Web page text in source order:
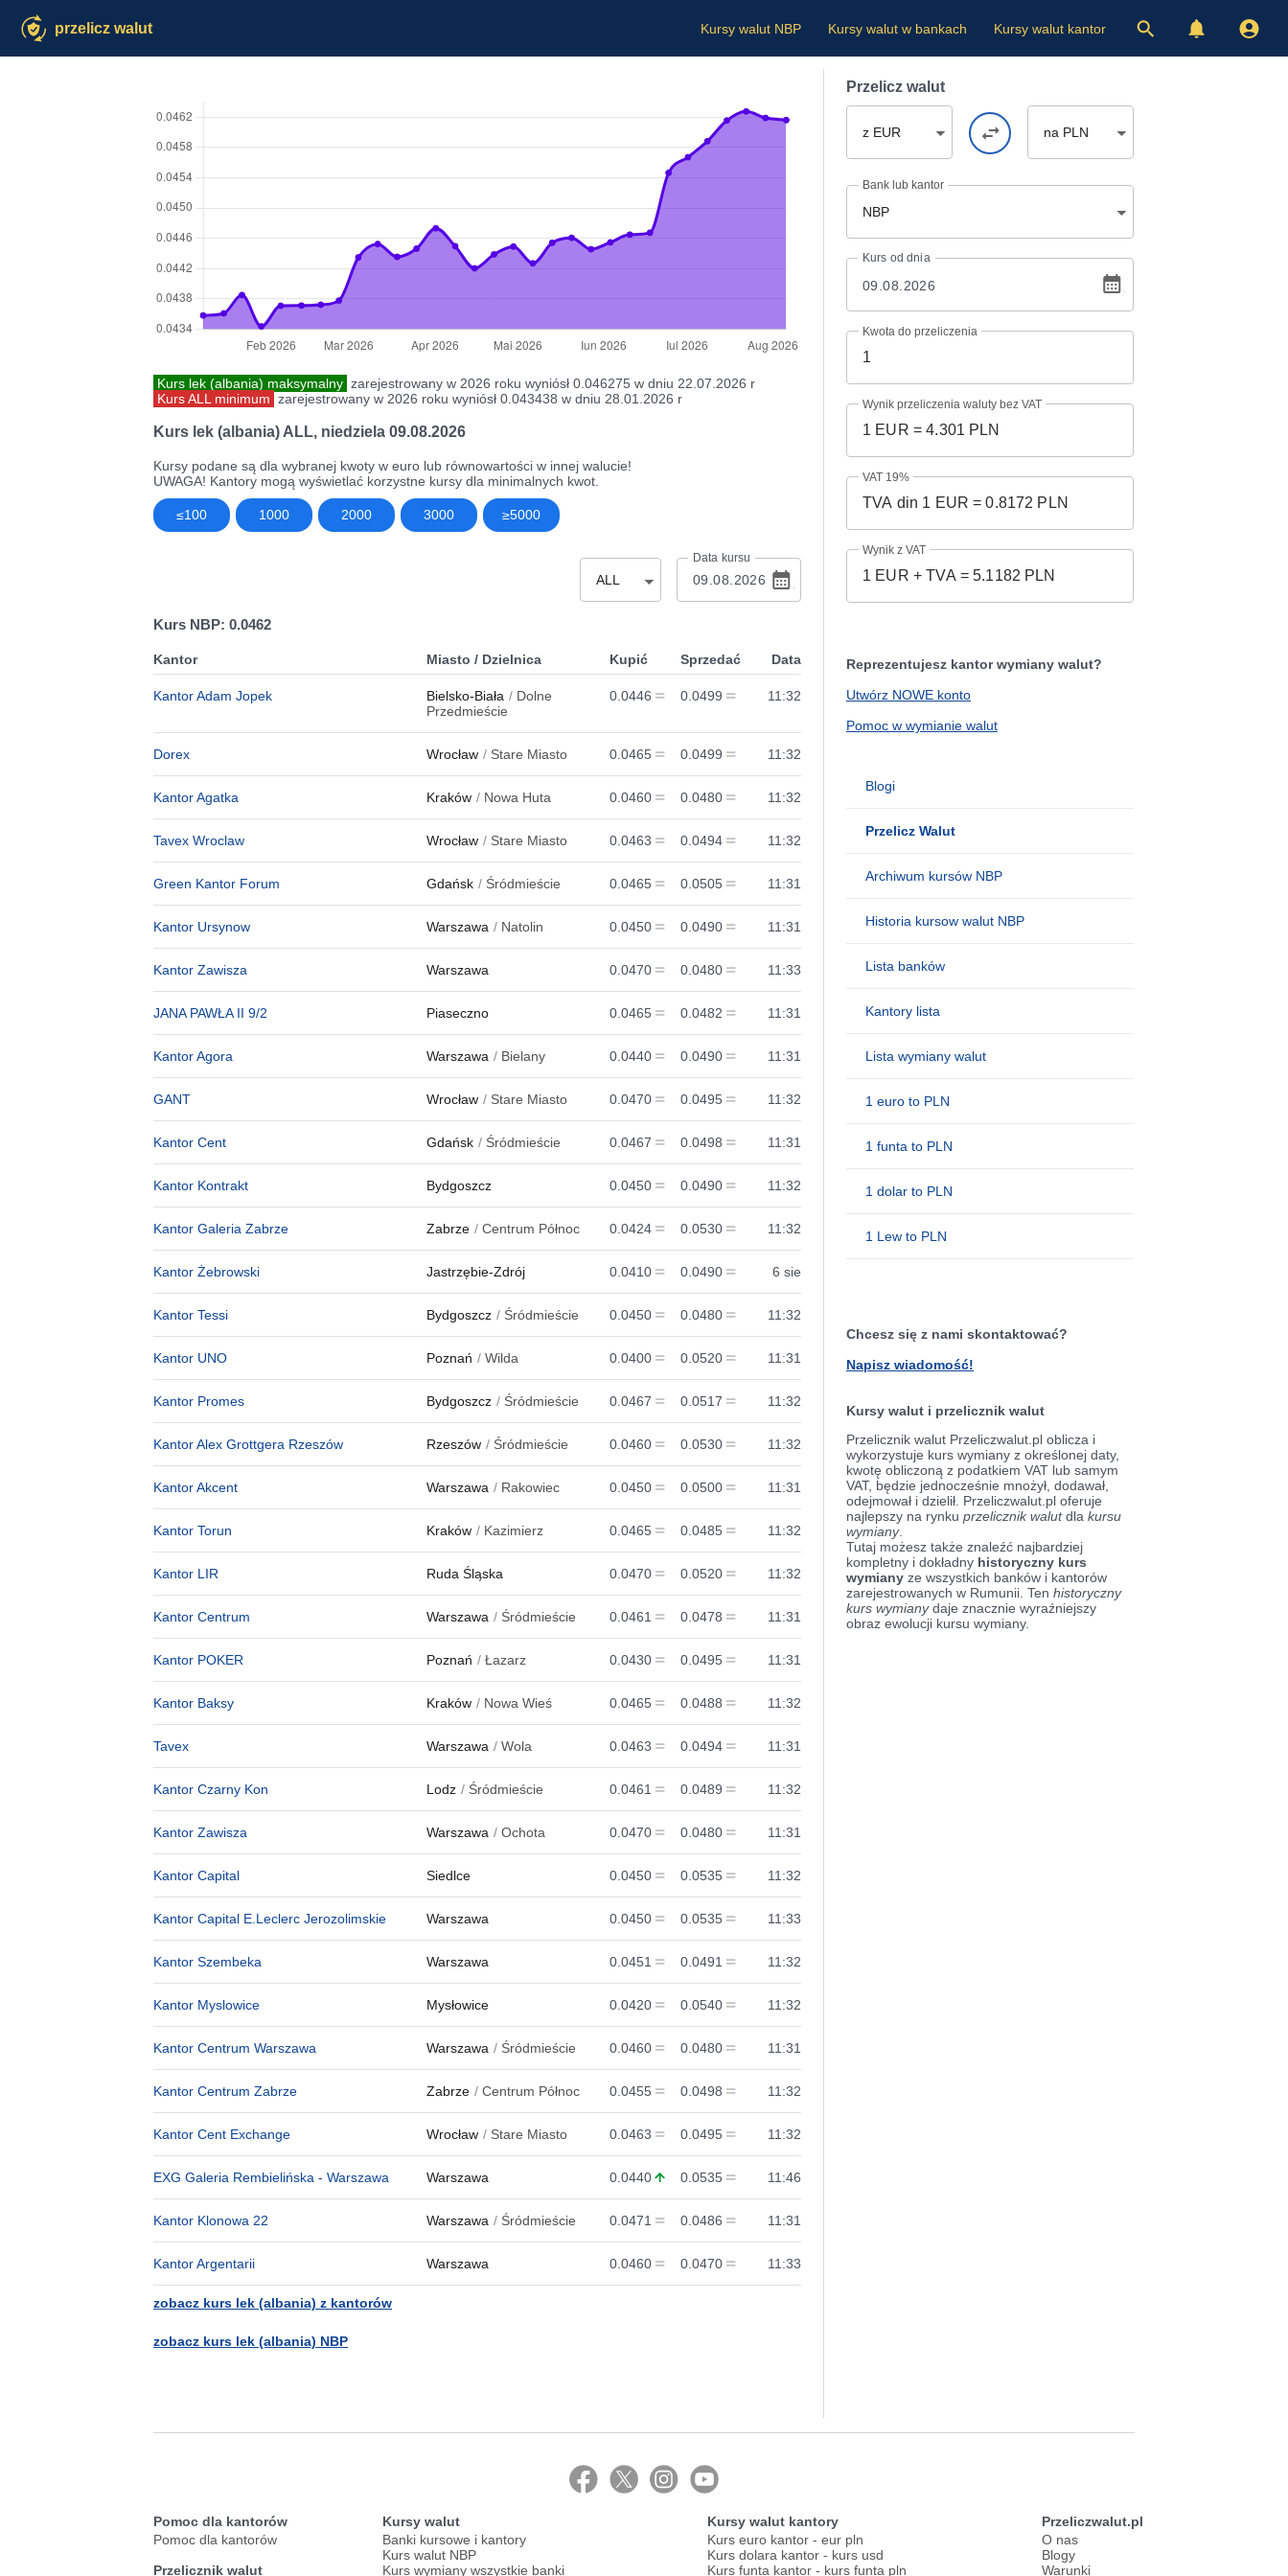
przelicz walut Kursy walut NBP Kursy walut w bankach Kursy walut kantor
Kurs lek (albania) maksymalny zarejestrowany w 2026 roku wyniósł 0.046275 w dniu 22.07.2026 r
Kurs ALL minimum zarejestrowany w 2026 roku wyniósł 0.043438 w dniu 28.01.2026 r
Kurs lek (albania) ALL, niedziela 09.08.2026
Kursy podane są dla wybranej kwoty w euro lub równowartości w innej walucie!
UWAGA! Kantory mogą wyświetlać korzystne kursy dla minimalnych kwot.
≤100 1000 2000 3000 ≥5000
ALL
Data kursu
Kurs NBP: 0.0462
Kantor Miasto / Dzielnica Kupić Sprzedać Data
Kantor Adam Jopek Bielsko-Biała
Dolne
Przedmieście
0.0446 0.0499 11:32
Dorex Wrocław Stare Miasto 0.0465 0.0499 11:32
Kantor Agatka Kraków Nowa Huta 0.0460 0.0480 11:32
Tavex Wroclaw Wrocław Stare Miasto 0.0463 0.0494 11:32
Green Kantor Forum Gdańsk Śródmieście 0.0465 0.0505 11:31
Kantor Ursynow Warszawa Natolin 0.0450 0.0490 11:31
Kantor Zawisza Warszawa 0.0470 0.0480 11:33
JANA PAWŁA II 9/2 Piaseczno 0.0465 0.0482 11:31
Kantor Agora Warszawa Bielany 0.0440 0.0490 11:31
GANT Wrocław Stare Miasto 0.0470 0.0495 11:32
Kantor Cent Gdańsk Śródmieście 0.0467 0.0498 11:31
Kantor Kontrakt Bydgoszcz 0.0450 0.0490 11:32
Kantor Galeria Zabrze Zabrze Centrum Północ 0.0424 0.0530 11:32
Kantor Żebrowski Jastrzębie-Zdrój 0.0410 0.0490 6 sie
Kantor Tessi Bydgoszcz Śródmieście 0.0450 0.0480 11:32
Kantor UNO Poznań Wilda 0.0400 0.0520 11:31
Kantor Promes Bydgoszcz Śródmieście 0.0467 0.0517 11:32
Kantor Alex Grottgera Rzeszów Rzeszów Śródmieście 0.0460 0.0530 11:32
Kantor Akcent Warszawa Rakowiec 0.0450 0.0500 11:31
Kantor Torun Kraków Kazimierz 0.0465 0.0485 11:32
Kantor LIR Ruda Śląska 0.0470 0.0520 11:32
Kantor Centrum Warszawa Śródmieście 0.0461 0.0478 11:31
Kantor POKER Poznań Łazarz 0.0430 0.0495 11:31
Kantor Baksy Kraków Nowa Wieś 0.0465 0.0488 11:32
Tavex Warszawa Wola 0.0463 0.0494 11:31
Kantor Czarny Kon Lodz Śródmieście 0.0461 0.0489 11:32
Kantor Zawisza Warszawa Ochota 0.0470 0.0480 11:31
Kantor Capital Siedlce 0.0450 0.0535 11:32
Kantor Capital E.Leclerc Jerozolimskie Warszawa 0.0450 0.0535 11:33
Kantor Szembeka Warszawa 0.0451 0.0491 11:32
Kantor Myslowice Mysłowice 0.0420 0.0540 11:32
Kantor Centrum Warszawa Warszawa Śródmieście 0.0460 0.0480 11:31
Kantor Centrum Zabrze Zabrze Centrum Północ 0.0455 0.0498 11:32
Kantor Cent Exchange Wrocław Stare Miasto 0.0463 0.0495 11:32
EXG Galeria Rembielińska - Warszawa Warszawa 0.0440 0.0535 11:46
Kantor Klonowa 22 Warszawa Śródmieście 0.0471 0.0486 11:31
Kantor Argentarii Warszawa 0.0460 0.0470 11:33
zobacz kurs lek (albania) z kantorów
zobacz kurs lek (albania) NBP
Przelicz walut
z EUR na PLN
Bank lub kantor
NBP
Kurs od dnia
Kwota do przeliczenia
Wynik przeliczenia waluty bez VAT
VAT 19%
Wynik z VAT
Reprezentujesz kantor wymiany walut?
Utwórz NOWE konto
Pomoc w wymianie walut
Blogi
Przelicz Walut
Archiwum kursów NBP
Historia kursow walut NBP
Lista banków
Kantory lista
Lista wymiany walut
1 euro to PLN
1 funta to PLN
1 dolar to PLN
1 Lew to PLN
Chcesz się z nami skontaktować?
Napisz wiadomość!
Kursy walut i przelicznik walut
Przelicznik walut Przeliczwalut.pl oblicza i
wykorzystuje kurs wymiany z określonej daty,
kwotę obliczoną z podatkiem VAT lub samym
VAT, będzie jednocześnie mnożył, dodawał,
odejmował i dzielił. Przeliczwalut.pl oferuje
najlepszy na rynku przelicznik walutdla kursu
wymiany.
Tutaj możesz także znaleźć najbardziej
kompletny i dokładny historyczny kurs
wymiany ze wszystkich banków i kantorów
zarejestrowanych w Rumunii. Ten historyczny
kurs wymianydaje znacznie wyraźniejszy
obraz ewolucji kursu wymiany.
Pomoc dla kantorów
Pomoc dla kantorów
Przelicznik walut
Kursy walut
Banki kursowe i kantory
Kurs walut NBP
Kurs wymiany wszystkie banki
Kursy walut kantory
Kurs euro kantor - eur pln
Kurs dolara kantor - kurs usd
Kurs funta kantor - kurs funta pln
Przeliczwalut.pl
O nas
Blogy
Warunki